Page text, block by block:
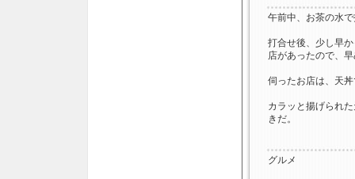
午前中、お茶の水
打合せ後、少し早
店があったので、
伺ったお店は、天
カラッと揚げられ
きだ。
グルメ